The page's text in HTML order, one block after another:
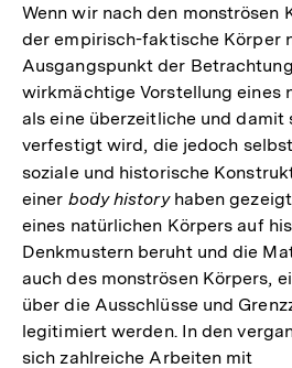
Wenn wir nach den monströsen
der empirisch-faktische Körper
Ausgangspunkt der
wirkmächtige Vorstellung eines
als eine überzeitliche und damit
verfestigt wird, die jedoch
soziale und historische
einer body historyhaben
eines natürlichen Körpers auf
Denkmustern beruht und die
auch des monströsen Körpers,
über die Ausschlüsse und
legitimiert werden. In den
sich zahlreiche Arbeiten mit